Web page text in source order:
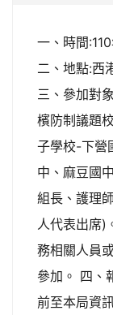
一、時間
二、地點:西
三、參加對
檳防制議題
子學校-下營
中、麻豆國
組長、護理
人代表出席)
務相關人員
參加。 四、
前至本局資